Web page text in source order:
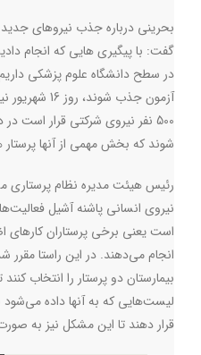
بحرینی درباره جذب نیروهای
در سطح دانشگاه علوم پزشکی
آزمون جذب
500 نفر نیروی شرکتی قرار
شوند که بخش مهمی از آنها
رئیس هیئت مدیره نظام پرستاری
نیروی انسانی پاشنه آشیل
است یعنی برخی پرستاران کارهای
انجام می‌دهند. در این راستا مقرر
بیمارستان دو پرستار را انتخاب
لیست‌هایی که به آنها داده می‌شود
قرار دهند تا این مشکل نیز به